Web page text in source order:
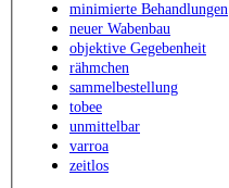
minimierte Behandlungen
neuer Wabenbau
objektive Gegebenheit
rähmchen
sammelbestellung
tobee
unmittelbar
varroa
zeitlos